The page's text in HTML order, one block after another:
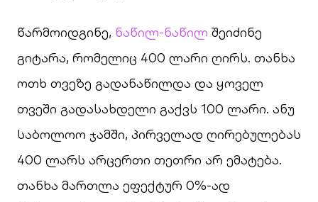
წარმოიდგინე, ნაწილ-ნაწილ შეიძინე
გიტარა, რომელიც 400 ლარი ღირს. თანხა
ოთხ თვეზე გადანაწილდა და ყოველ
თვეში გადასახდელი გაქვს 100 ლარი. ანუ
საბოლოო ჯამში, პირველად ღირებულებას
400 ლარს არცერთი თეთრი არ ემატება.
თანხა მართლა ეფექტურ 0%-ად